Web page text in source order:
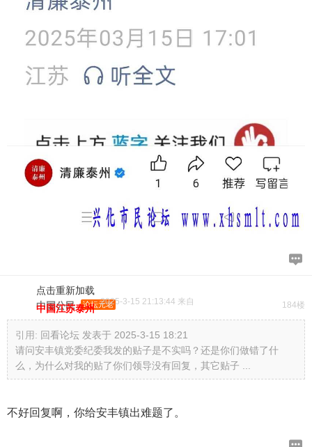
点击重新加载
184楼
中国公民 论坛元老2025-3-15 21:13:44 来自
中国江苏泰州
引用: 回看论坛 发表于 2025-3-15 18:21
请问安丰镇党委纪委我发的贴子是不实吗？还是你们做错了什
么，为什么对我的贴了你们领导没有回复，其它贴子 ...
不好回复啊，你给安丰镇出难题了。